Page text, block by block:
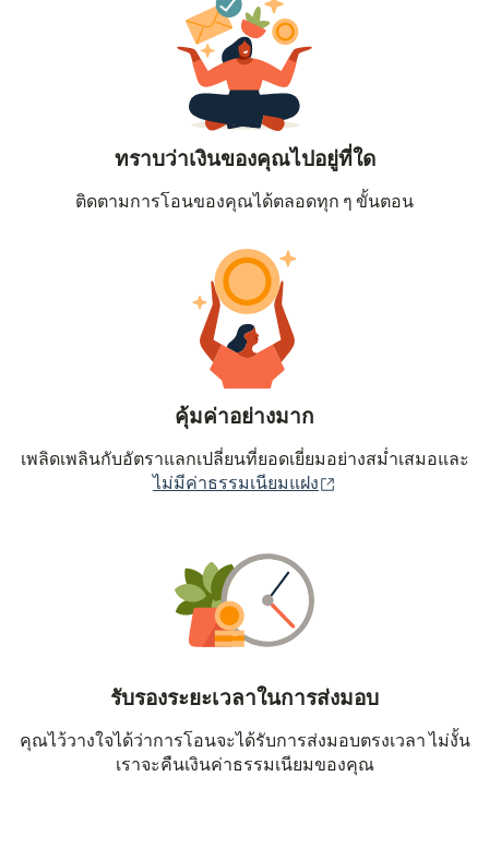
ทราบว่าเงินของคุณไปอยู่ที่ใด
ติดตามการโอนของคุณได้ตลอดทุก ๆ ขั้นตอน
คุ้มค่าอย่างมาก
เพลิดเพลินกับอัตราแลกเปลี่ยนที่ยอดเยี่ยมอย่างสม่ำเสมอและ
ไม่มีค่าธรรมเนียมแฝง
รับรองระยะเวลาในการส่งมอบ
คุณไว้วางใจได้ว่าการโอนจะได้รับการส่งมอบตรงเวลา ไม่งั้น
เราจะคืนเงินค่าธรรมเนียมของคุณ